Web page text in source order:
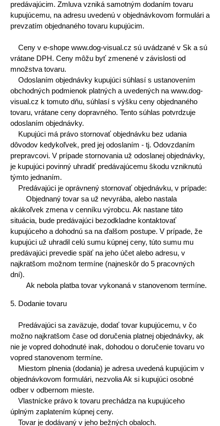
predávajúcim. Zmluva vzniká samotným dodaním tovaru
kupujúcemu, na adresu uvedenú v objednávkovom formulári a
prevzatím objednaného tovaru kupujúcim.
Ceny v e-shope www.dog-visual.cz sú uvádzané v Sk a sú
vrátane DPH. Ceny môžu byť zmenené v závislosti od
množstva tovaru.
Odoslaním objednávky kupujúci súhlasí s ustanovením
obchodných podmienok platných a uvedených na www.dog-
visual.cz k tomuto dňu, súhlasí s výšku ceny objednaného
tovaru, vrátane ceny dopravného. Tento súhlas potvrdzuje
odoslaním objednávky.
Kupujúci má právo stornovať objednávku bez udania
dôvodov kedykoľvek, pred jej odoslaním - tj. Odovzdaním
prepravcovi. V prípade stornovania už odoslanej objednávky,
je kupujúci povinný uhradiť predávajúcemu škodu vzniknutú
týmto jednaním.
Predávajúci je oprávnený stornovať objednávku, v prípade:
Objednaný tovar sa už nevyrába, alebo nastala
akákoľvek zmena v cenníku výrobcu. Ak nastane táto
situácia, bude predávajúci bezodkladne kontaktovať
kupujúceho a dohodnú sa na ďalšom postupe. V prípade, že
kupujúci už uhradil celú sumu kúpnej ceny, túto sumu mu
predávajúci prevedie späť na jeho účet alebo adresu, v
najkratšom možnom termíne (najneskôr do 5 pracovných
dní).
Ak nebola platba tovar vykonaná v stanovenom termíne.
5. Dodanie tovaru
Predávajúci sa zaväzuje, dodať tovar kupujúcemu, v čo
možno najkratšom čase od doručenia platnej objednávky, ak
nie je vopred dohodnuté inak, dohodou o doručenie tovaru vo
vopred stanovenom termíne.
Miestom plnenia (dodania) je adresa uvedená kupujúcim v
objednávkovom formulári, nezvolia Ak si kupujúci osobné
odber v odbernom mieste.
Vlastnícke právo k tovaru prechádza na kupujúceho
úplným zaplatením kúpnej ceny.
Tovar je dodávaný v jeho bežných obaloch.